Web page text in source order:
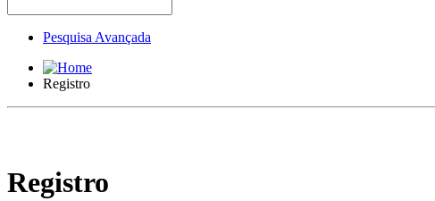
Pesquisa Avançada
Registro
Registro